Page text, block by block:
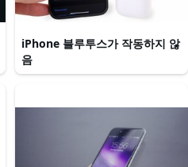
iPhone 블루투스가 작동하지 않
음